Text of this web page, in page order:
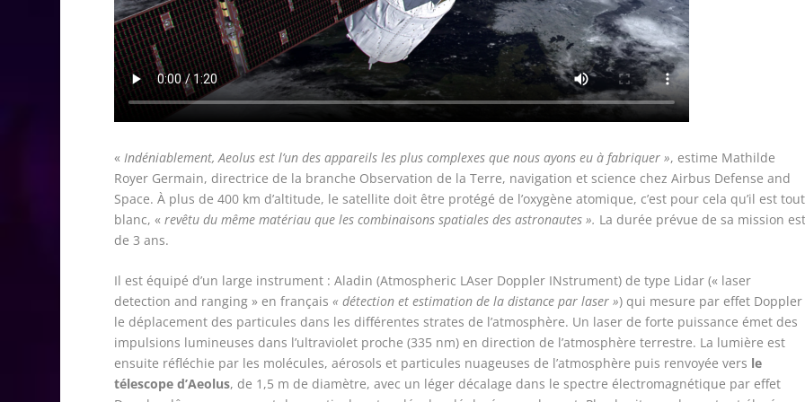
«Indéniablement, Aeolus est l’un des appareils les plus complexes que nous ayons eu à fabriquer», estime Mathilde
Royer Germain, directrice de la branche Observation de la Terre, navigation et science chez Airbus Defense and
Space. À plus de 400 km d’altitude, le satellite doit être protégé de l’oxygène atomique, c’est pour cela qu’il est tout
blanc, «revêtu du même matériau que les combinaisons spatiales des astronautes». La durée prévue de sa mission
de 3 ans.
Il est équipé d’un large instrument : Aladin (Atmospheric LAser Doppler INstrument) de type Lidar (« laser
detection and ranging » en français« détection et estimation de la distance par laser ») qui mesure par effet Doppler
le déplacement des particules dans les différentes strates de l’atmosphère. Un laser de forte puissance émet des
impulsions lumineuses dans l’ultraviolet proche (335 nm) en direction de l’atmosphère terrestre. La lumière est
ensuite réfléchie par les molécules, aérosols et particules nuageuses de l’atmosphère puis renvoyée vers le
télescope d’Aeolus, de 1,5 m de diamètre, avec un léger décalage dans le spectre électromagnétique par effet